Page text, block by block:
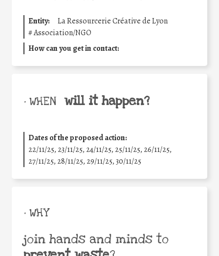
Entity:
La Ressourcerie Créative de Lyon
#Association/NGO
How can you get in contact:
• WHEN will it happen?
Dates of the proposed action:
22/11/25, 23/11/25, 24/11/25, 25/11/25, 26/11/25,
27/11/25, 28/11/25, 29/11/25,30/11/25
• WHY
join hands and minds to